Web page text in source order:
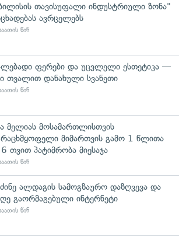
თავისუფალი ინდუსტრიული ზონა"
ავრცელებს
წინ
ფერები და უცვლელი ესთეტიკა —
თვალით დანახული სვანეთი
წინ
მელიას მოსამართლისთვის
მიმართვის გამო 1 წლითა
თვით პატიმრობა მიესაჯა
წინ
ალდაგის სამოგზაურო დაზღვევა და
გაორმაგებული ინტერნეტი
წინ